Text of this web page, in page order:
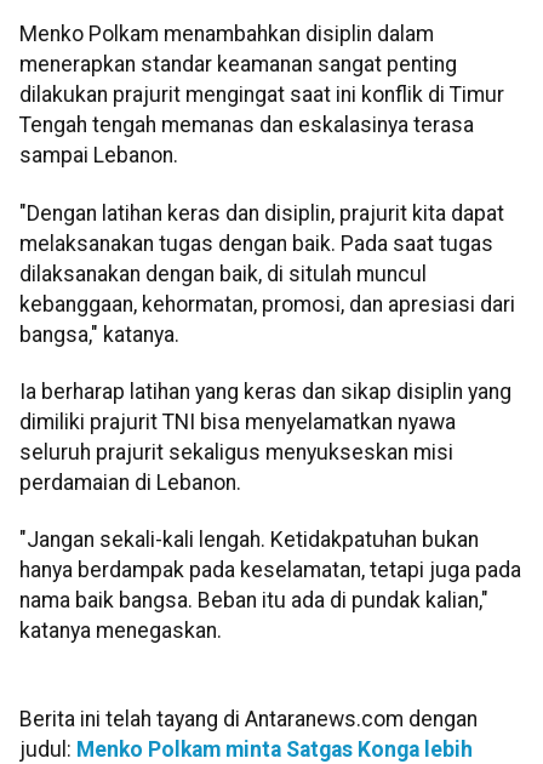
Menko Polkam menambahkan disiplin dalam
menerapkan standar keamanan sangat penting
dilakukan prajurit mengingat saat ini konflik di Timur
Tengah tengah memanas dan eskalasinya terasa
sampai Lebanon.
"Dengan latihan keras dan disiplin, prajurit kita dapat
melaksanakan tugas dengan baik. Pada saat tugas
dilaksanakan dengan baik, di situlah muncul
kebanggaan, kehormatan, promosi, dan apresiasi dari
bangsa," katanya.
Ia berharap latihan yang keras dan sikap disiplin yang
dimiliki prajurit TNI bisa menyelamatkan nyawa
seluruh prajurit sekaligus menyukseskan misi
perdamaian di Lebanon.
"Jangan sekali-kali lengah. Ketidakpatuhan bukan
hanya berdampak pada keselamatan, tetapi juga pada
nama baik bangsa. Beban itu ada di pundak kalian,"
katanya menegaskan.
Berita ini telah tayang di Antaranews.com dengan
judul: Menko Polkam minta Satgas Konga lebih